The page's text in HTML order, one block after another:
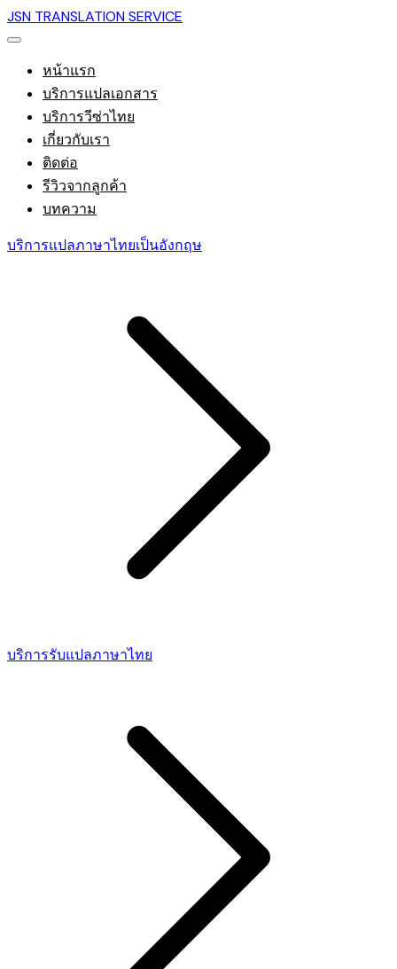
JSN TRANSLATION SERVICE
หน้าแรก
บริการแปลเอกสาร
บริการวีซ่าไทย
เกี่ยวกับเรา
ติดต่อ
รีวิวจากลูกค้า
บทความ
บริการแปลภาษาไทยเป็นอังกฤษ
บริการรับแปลภาษาไทย